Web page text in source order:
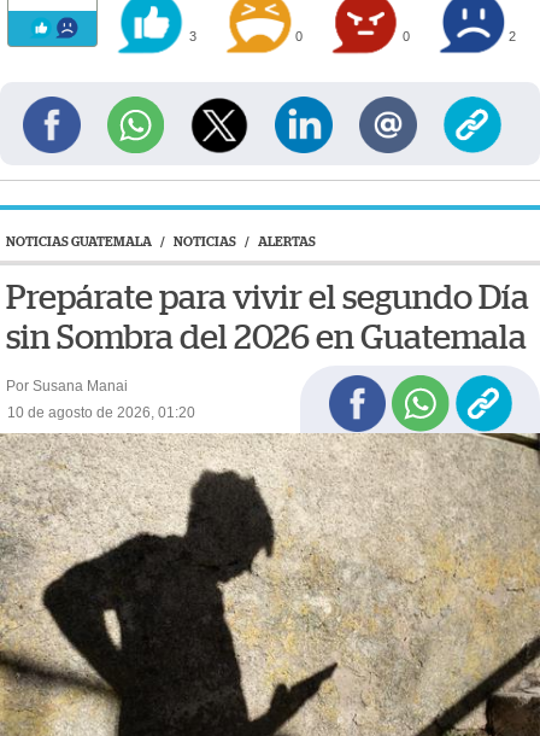
3 0 0 2
NOTICIAS GUATEMALA / NOTICIAS / ALERTAS
Prepárate para vivir el segundo Día
sin Sombra del 2026 en Guatemala
Por Susana Manai
10 de agosto de 2026, 01:20